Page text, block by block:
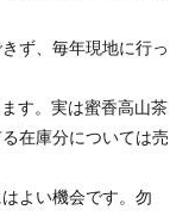
ず、毎年現地に行っ
す。実は蜜香高山茶
在庫分については売
よい機会です。勿